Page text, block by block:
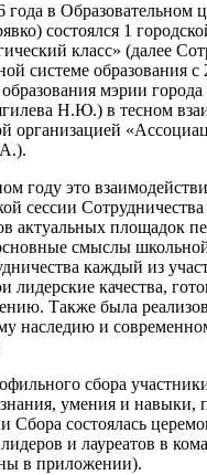
года в
состоялся 1
класс» (далее
системе образования с
образования мэрии
Н.Ю.) в тесном
организацией
году это
сессии
актуальных площадок
смыслы
каждый из
лидерские качества,
Также была
наследию и
сбора
умения и навыки,
Сбора состоялась
и лауреатов в
в приложении).